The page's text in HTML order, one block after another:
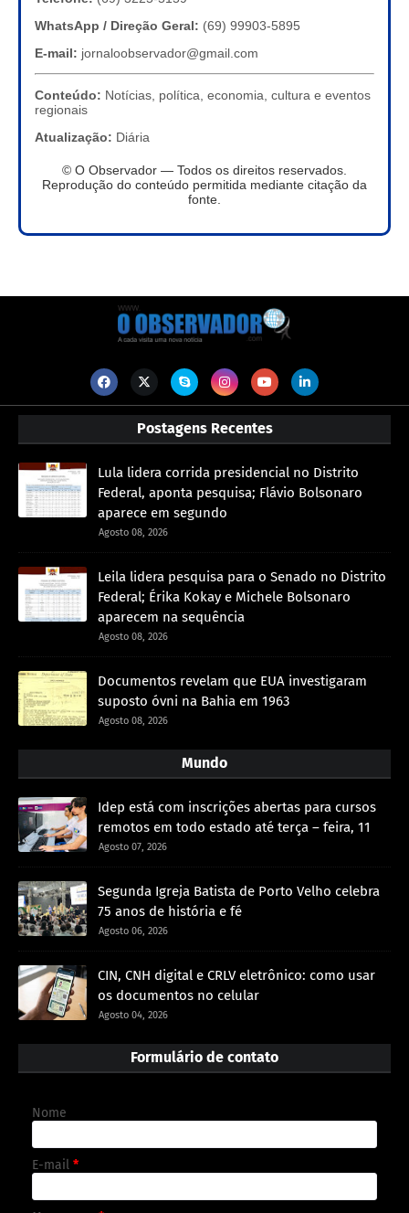
WhatsApp / Direção Geral: (69) 99903-5895
E-mail: jornaloobservador@gmail.com
Conteúdo: Notícias, política, economia, cultura e eventos
regionais
Atualização: Diária
© O Observador — Todos os direitos reservados.
Reprodução do conteúdo permitida mediante citação da
fonte.
Postagens Recentes
Lula lidera corrida presidencial no Distrito
Federal, aponta pesquisa; Flávio Bolsonaro
aparece em segundo
Agosto 08, 2026
Leila lidera pesquisa para o Senado no Distrito
Federal; Érika Kokay e Michele Bolsonaro
aparecem na sequência
Agosto 08, 2026
Documentos revelam que EUA investigaram
suposto óvni na Bahia em 1963
Agosto 08, 2026
Mundo
Idep está com inscrições abertas para cursos
remotos em todo estado até terça – feira, 11
Agosto 07, 2026
Segunda Igreja Batista de Porto Velho celebra
75 anos de história e fé
Agosto 06, 2026
CIN, CNH digital e CRLV eletrônico: como usar
os documentos no celular
Agosto 04, 2026
Formulário de contato
Nome
E-mail *